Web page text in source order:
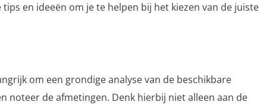
en ideeën om je te helpen bij het kiezen van de juiste
om een grondige analyse van de beschikbare
noteer de afmetingen. Denk hierbij niet alleen aan de